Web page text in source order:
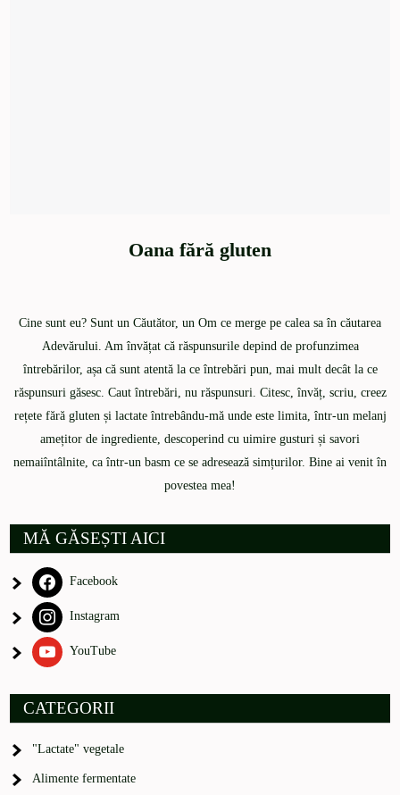
Oana fără gluten
Cine sunt eu? Sunt un Căutător, un Om ce merge pe calea sa în căutarea
Adevărului. Am învățat că răspunsurile depind de profunzimea
întrebărilor, așa că sunt atentă la ce întrebări pun, mai mult decât la ce
răspunsuri găsesc. Caut întrebări, nu răspunsuri. Citesc, învăț, scriu, creez
rețete fără gluten și lactate întrebându-mă unde este limita, într-un melanj
amețitor de ingrediente, descoperind cu uimire gusturi și savori
nemaiîntâlnite, ca într-un basm ce se adresează simțurilor. Bine ai venit în
povestea mea!
MĂ GĂSEȘTI AICI
Facebook
Instagram
YouTube
CATEGORII
"Lactate" vegetale
Alimente fermentate